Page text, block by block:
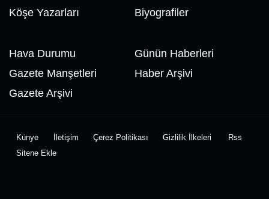
Köşe Yazarları
Biyografiler
Hava Durumu
Günün Haberleri
Gazete Manşetleri
Haber Arşivi
Gazete Arşivi
Künye İletişim Çerez Politikası Gizlilik İlkeleri
Rss
Sitene Ekle